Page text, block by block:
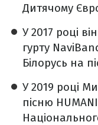
Дитячому
У 2017 році
гурту
Білорусь на
У 2019 році
пісню